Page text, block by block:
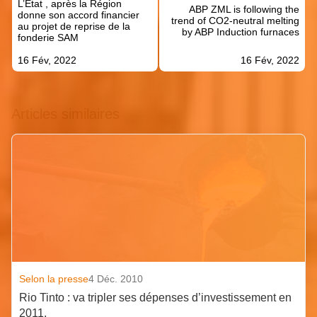
l’article
L’État , après la Région
donne son accord financier
au projet de reprise de la
fonderie SAM
16 Fév, 2022
ABP ZML is following the
trend of CO2-neutral melting
by ABP Induction furnaces
16 Fév, 2022
Selon la presse4 Déc. 2010
Rio Tinto : va tripler ses dépenses d’investissement en
2011.